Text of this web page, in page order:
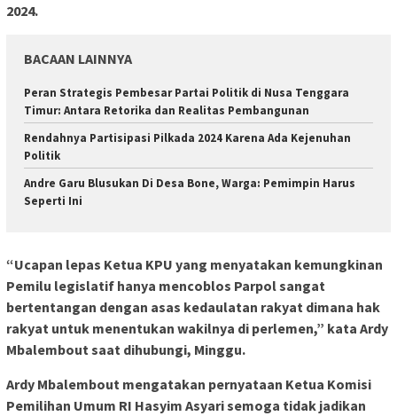
2024.
BACAAN LAINNYA
Peran Strategis Pembesar Partai Politik di Nusa Tenggara
Timur: Antara Retorika dan Realitas Pembangunan
Rendahnya Partisipasi Pilkada 2024 Karena Ada Kejenuhan
Politik
Andre Garu Blusukan Di Desa Bone, Warga: Pemimpin Harus
Seperti Ini
“Ucapan lepas Ketua KPU yang menyatakan kemungkinan
Pemilu legislatif hanya mencoblos Parpol sangat
bertentangan dengan asas kedaulatan rakyat dimana hak
rakyat untuk menentukan wakilnya di perlemen,” kata Ardy
Mbalembout saat dihubungi, Minggu.
Ardy Mbalembout mengatakan pernyataan Ketua Komisi
Pemilihan Umum RI Hasyim Asyarisemoga tidak jadikan